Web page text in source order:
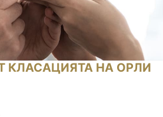
КЛАСАЦИЯТА НА ОРЛИ